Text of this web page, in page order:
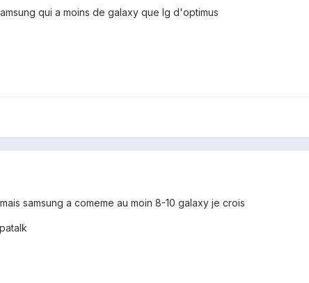
qui a moins de galaxy que lg d'optimus
samsung a comeme au moin 8-10 galaxy je crois